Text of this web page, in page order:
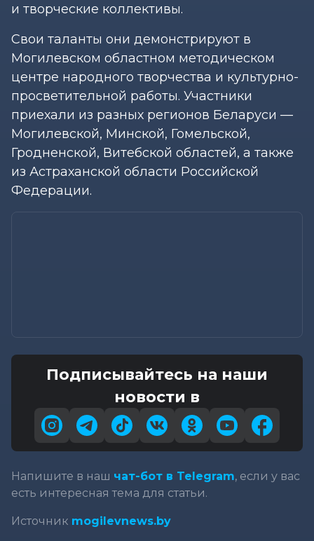
и творческие коллективы.
Свои таланты они демонстрируют в
Могилевском областном методическом
центре народного творчества и культурно-
просветительной работы. Участники
приехали из разных регионов Беларуси —
Могилевской, Минской, Гомельской,
Гродненской, Витебской областей, а также
из Астраханской области Российской
Федерации.
Подписывайтесь на наши
новости в
Напишите в наш чат-бот в Telegram, если у вас
есть интересная тема для статьи.
Источник mogilevnews.by